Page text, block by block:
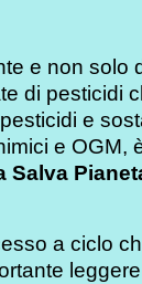
e non solo
di pesticidi
e
e OGM,
Salva
a ciclo